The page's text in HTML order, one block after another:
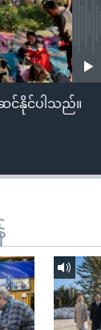
င်နိုင်ပါသည်။